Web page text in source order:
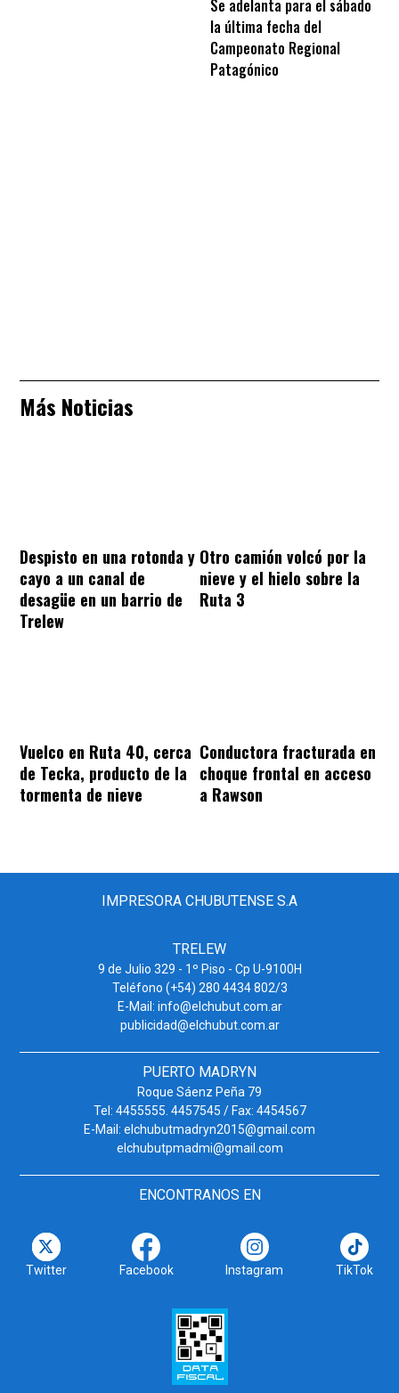
Se adelanta para el sábado
la última fecha del
Campeonato Regional
Patagónico
Más Noticias
Despisto en una rotonda y
cayo a un canal de
desagüe en un barrio de
Trelew
Otro camión volcó por la
nieve y el hielo sobre la
Ruta 3
Vuelco en Ruta 40, cerca
de Tecka, producto de la
tormenta de nieve
Conductora fracturada en
choque frontal en acceso
a Rawson
IMPRESORA CHUBUTENSE S.A
TRELEW
9 de Julio 329 - 1º Piso - Cp U-9100H
Teléfono (+54) 280 4434 802/3
E-Mail: info@elchubut.com.ar
publicidad@elchubut.com.ar
PUERTO MADRYN
Roque Sáenz Peña 79
Tel: 4455555. 4457545 / Fax: 4454567
E-Mail: elchubutmadryn2015@gmail.com
elchubutpmadmi@gmail.com
ENCONTRANOS EN
Twitter Facebook Instagram TikTok